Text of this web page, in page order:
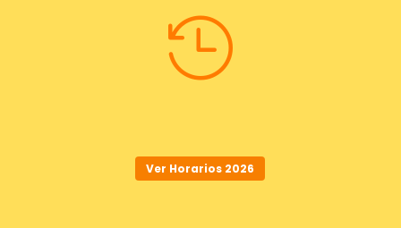

Ver Horarios 2026